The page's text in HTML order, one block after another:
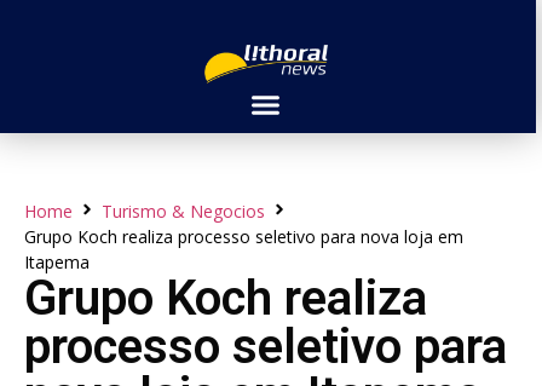
Home
Turismo & Negocios
Grupo Koch realiza processo seletivo para nova loja em
Itapema
Grupo Koch realiza
processo seletivo para